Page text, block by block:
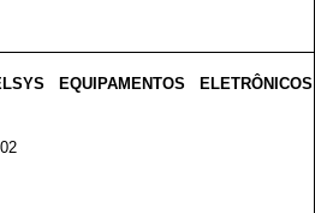
EQUIPAMENTOS ELETRÔNICOS